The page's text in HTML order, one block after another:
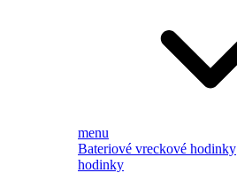
menu
Bateriové vreckové hodinky
hodinky